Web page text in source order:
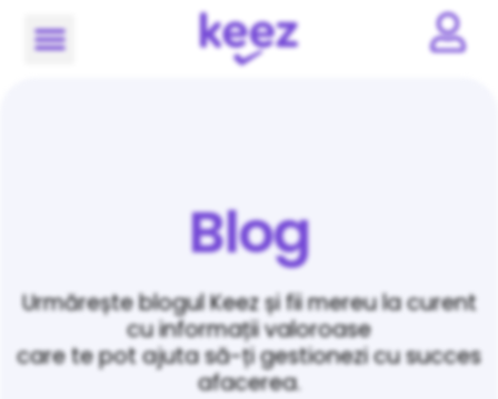
Blog
Urmărește blogul Keez și fii mereu la curent
cu informații valoroase
care te pot ajuta să-ți gestionezi cu succes
afacerea.